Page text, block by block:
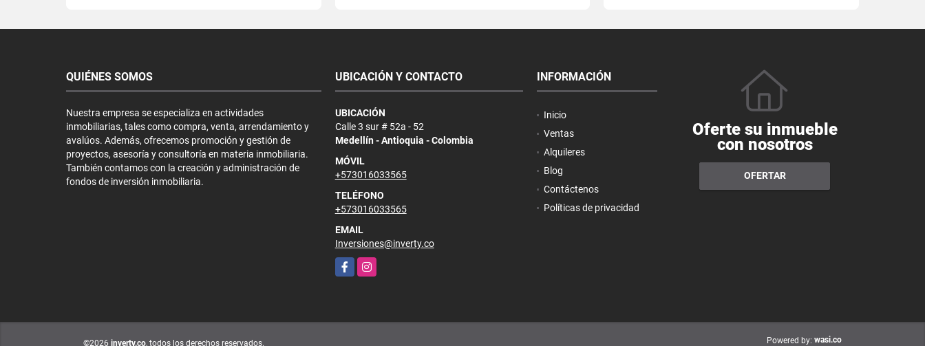
QUIÉNES SOMOS
Nuestra empresa se especializa en actividades
inmobiliarias, tales como compra, venta, arrendamiento y
avalúos. Además, ofrecemos promoción y gestión de
proyectos, asesoría y consultoría en materia inmobiliaria.
También contamos con la creación y administración de
fondos de inversión inmobiliaria.
UBICACIÓN Y CONTACTO
UBICACIÓN
Calle 3 sur # 52a - 52
Medellín - Antioquia - Colombia
MÓVIL
+573016033565
TELÉFONO
+573016033565
EMAIL
Inversiones@inverty.co
FacebookInstagram
INFORMACIÓN
Inicio
Ventas
Alquileres
Blog
Contáctenos
Políticas de privacidad
Oferte su inmueble
con nosotros
OFERTAR
©2026 inverty.co, todos los derechos reservados. Powered by: wasi.co